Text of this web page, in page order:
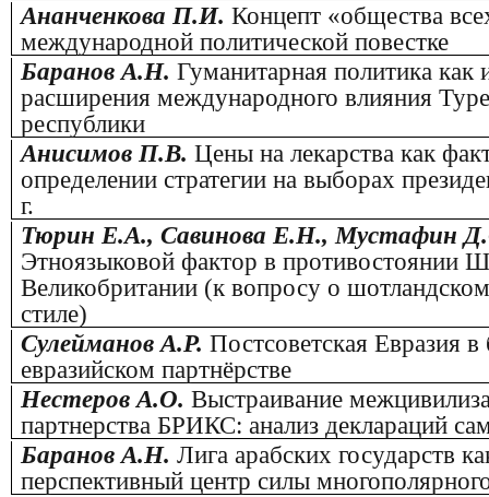
Ананченкова П.И. Концепт «общества
международной политической повестке
Баранов А.Н. Гуманитарная политика как
расширения международного влияния
республики
Анисимов П.В. Цены на лекарства как
определении стратегии на выборах
г.
Тюрин Е.А., Савинова Е.Н., Мустафин
Этноязыковой фактор в противостоянии
Великобритании (к вопросу о
стиле)
Сулейманов А.Р. Постсоветская Евразия
евразийском партнёрстве
Нестеров А.О. Выстраивание
партнерства БРИКС: анализ деклараций
Баранов А.Н. Лига арабских государств
перспективный центр силы